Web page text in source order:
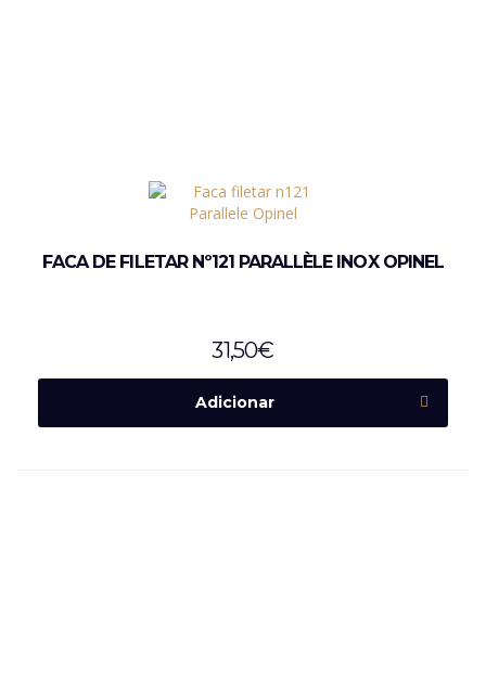
FACA DE FILETAR Nº121 PARALLÈLE INOX OPINEL
31,50€
Adicionar